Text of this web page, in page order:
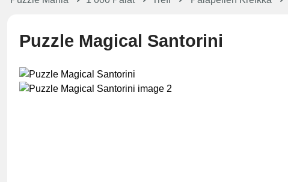
Puzzle Magical Santorini